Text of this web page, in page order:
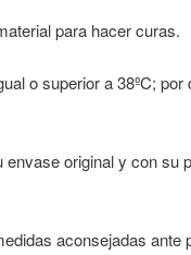
para hacer curas.
o superior a 38ºC;
original y con su
aconsejadas ante